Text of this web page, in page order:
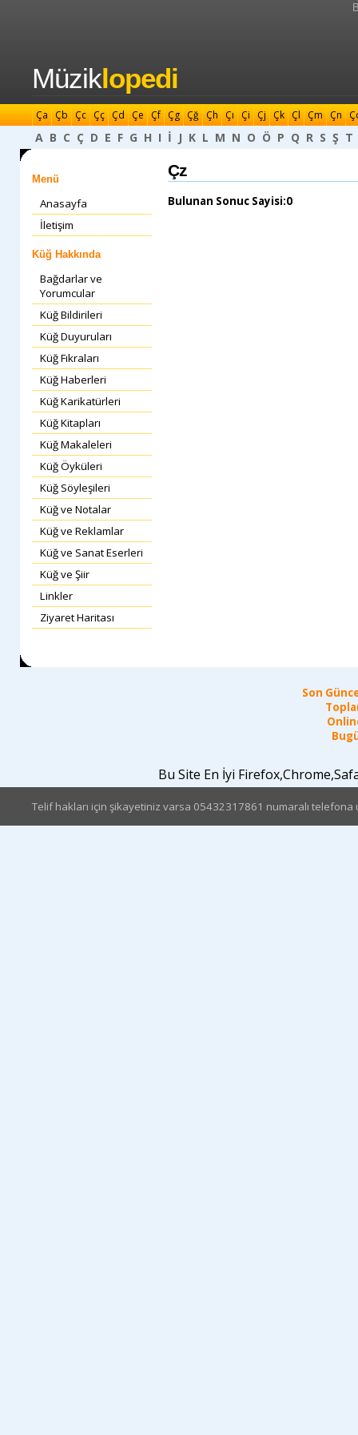
Müziklopedi
Ça Çb Çc Çç Çd Çe Çf Çg Çğ Çh Çı Çi Çj Çk Çl Çm Çn
A B C Ç D E F G H I İ J K L M N O Ö P Q R S Ş T
Menü
Anasayfa
İletişim
Küğ Hakkında
Bağdarlar ve
Yorumcular
Küğ Bildirileri
Küğ Duyuruları
Küğ Fıkraları
Küğ Haberleri
Küğ Karikatürleri
Küğ Kitapları
Küğ Makaleleri
Küğ Öyküleri
Küğ Söyleşileri
Küğ ve Notalar
Küğ ve Reklamlar
Küğ ve Sanat Eserleri
Küğ ve Şiir
Linkler
Ziyaret Haritası
Çz
Bulunan Sonuc Sayisi:0
Son
Bu Site En İyi
Telif hakları için şikayetiniz varsa 05432317861 numaralı telefona